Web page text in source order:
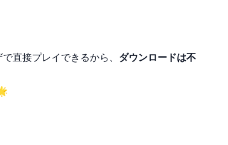
直接プレイできるから、 ダウンロードは不